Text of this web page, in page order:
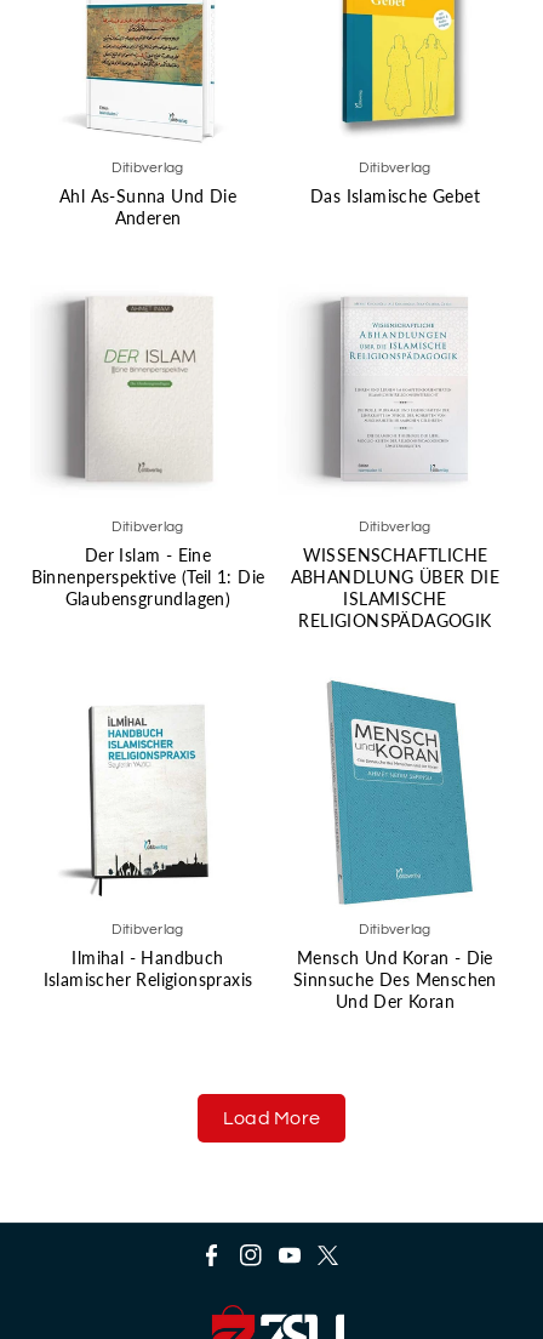
Ditibverlag
Ahl As-Sunna Und Die
Anderen
Ditibverlag
Das Islamische Gebet
Ditibverlag
Der Islam - Eine
Binnenperspektive (Teil 1: Die
Glaubensgrundlagen)
Ditibverlag
WISSENSCHAFTLICHE
ABHANDLUNG ÜBER DIE
ISLAMISCHE
RELIGIONSPÄDAGOGIK
Ditibverlag
Ilmihal - Handbuch
Islamischer Religionspraxis
Ditibverlag
Mensch Und Koran - Die
Sinnsuche Des Menschen
Und Der Koran
Load More
F
I
T